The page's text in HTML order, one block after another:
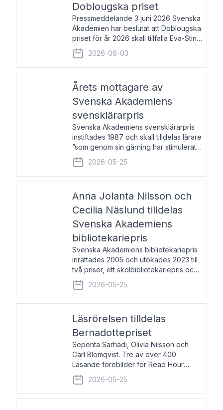
Doblougska priset
Pressmeddelande 3 juni 2026 Svenska
Akademien har beslutat att Doblougska
priset för år 2026 skall tillfalla Eva-Stina
Byggmästar, Magnus Dahlström, Matias
Faldbakken samt Espen Stueland.
Prisbeloppet är 200 000 svenska
2026-06-03
Årets mottagare av
Svenska Akademiens
svensklärarpris
Svenska Akademiens svensklärarpris
instiftades 1987 och skall tilldelas lärare
”som genom sin gärning har stimulerat
intresset hos unga människor för
svenska språket och litteraturen”.
Prisutdelning och samtal med
2026-05-25
Anna Jolanta Nilsson och
Cecilia Näslund tilldelas
Svenska Akademiens
bibliotekariepris
Svenska Akademiens bibliotekariepris
inrättades 2005 och utökades 2023 till
två priser, ett skolbibliotekariepris och
ett folkbibliotekariepris. Priserna skall
tilldelas bibliotekarier vid svenska folk-
och skolbibliotek som gjort värdefull
2026-05-25
Läsrörelsen tilldelas
Bernadottepriset
Sepenta Sarhadi, Olivia Nilsson och
Carl Blomqvist. Tre av över 400
Läsande förebilder för Read Hour
Sverige. Foto: Michael Wall. Den ideella
föreningen Läsrörelsen tilldelas
Bernadottepriset 2026 för att den
2026-05-25